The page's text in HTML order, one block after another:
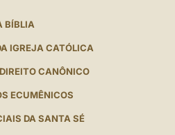
BÍBLIA
IGREJA CATÓLICA
CANÔNICO
ECUMÊNICOS
DA SANTA SÉ